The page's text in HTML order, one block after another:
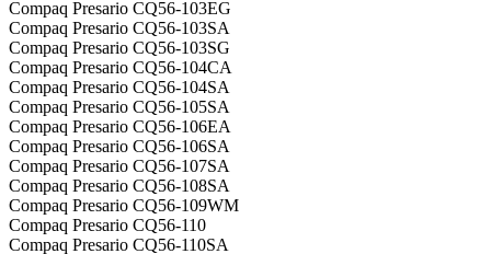
Compaq Presario CQ56-103EG
Compaq Presario CQ56-103SA
Compaq Presario CQ56-103SG
Compaq Presario CQ56-104CA
Compaq Presario CQ56-104SA
Compaq Presario CQ56-105SA
Compaq Presario CQ56-106EA
Compaq Presario CQ56-106SA
Compaq Presario CQ56-107SA
Compaq Presario CQ56-108SA
Compaq Presario CQ56-109WM
Compaq Presario CQ56-110
Compaq Presario CQ56-110SA